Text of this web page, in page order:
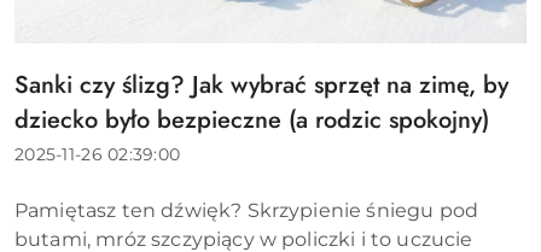
Tytuł
artykułu:
Sanki czy ślizg? Jak wybrać sprzęt na zimę, by
dziecko było bezpieczne (a rodzic spokojny)
Data
2025-11-26 02:39:00
Treść
artykułu:
Pamiętasz ten dźwięk? Skrzypienie śniegu pod
butami, mróz szczypiący w policzki i to uczucie